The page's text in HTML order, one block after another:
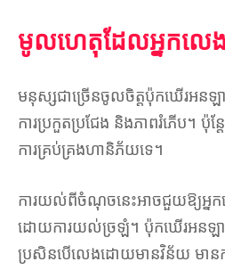
មូលហេតុដែលអ្នកលេ
មនុស្សជាច្រើនចូលចិត្តប៉ុកឃើរអនឡ
ការប្រកួតប្រជែង និងភាពរំភើប។ ប៉ុន្តែ
ការគ្រប់គ្រងហានិភ័យទេ។
ការយល់ពីចំណុចនេះអាចជួយឱ្យអ្នក
ដោយការយល់ច្រឡំ។ ប៉ុកឃើរអនឡាញ
ប្រសិនបើលេងដោយមានវិន័យ មាន